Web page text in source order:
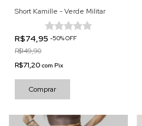
Short Kamille - Verde Militar
R$74,95 -50%OFF
R$149,90
R$71,20 com Pix
Comprar